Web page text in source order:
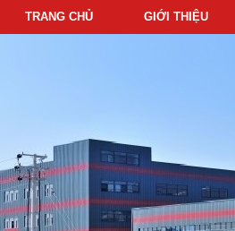
TRANG CHỦ GIỚI THIỆU